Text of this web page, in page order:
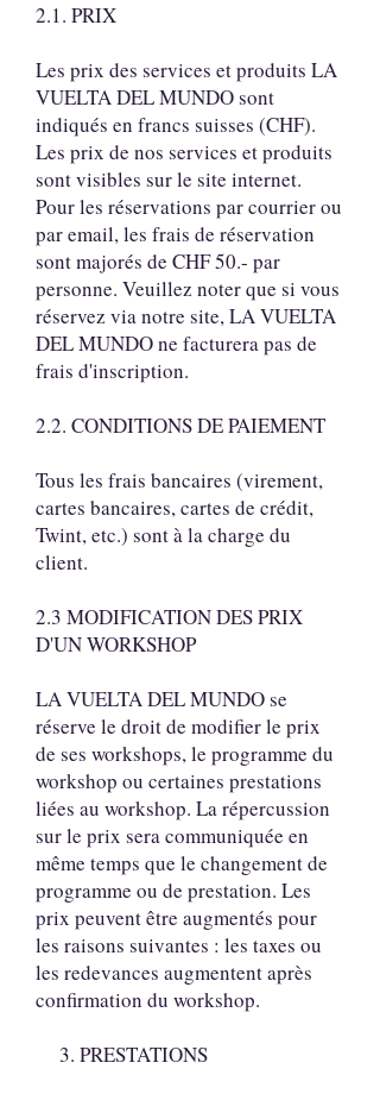
2.1. PRIX
Les prix des services et produits LA
VUELTA DEL MUNDO sont
indiqués en francs suisses (CHF).
Les prix de nos services et produits
sont visibles sur le site internet.
Pour les réservations par courrier ou
par email, les frais de réservation
sont majorés de CHF 50.- par
personne. Veuillez noter que si vous
réservez via notre site, LA VUELTA
DEL MUNDO ne facturera pas de
frais d'inscription.
2.2. CONDITIONS DE PAIEMENT
Tous les frais bancaires (virement,
cartes bancaires, cartes de crédit,
Twint, etc.) sont à la charge du
client.
2.3 MODIFICATION DES PRIX
D'UN WORKSHOP
LA VUELTA DEL MUNDO se
réserve le droit de modifier le prix
de ses workshops, le programme du
workshop ou certaines prestations
liées au workshop. La répercussion
sur le prix sera communiquée en
même temps que le changement de
programme ou de prestation. Les
prix peuvent être augmentés pour
les raisons suivantes : les taxes ou
les redevances augmentent après
confirmation du workshop.
3. PRESTATIONS